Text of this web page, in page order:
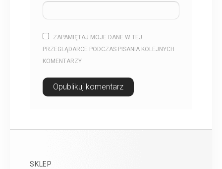
SKLEP
ZAPAMIĘTAJ MOJE DANE W TEJ
PRZEGLĄDARCE PODCZAS PISANIA KOLEJNYCH
KOMENTARZY.